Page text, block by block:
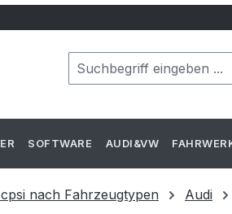
SOFTWARE AUDI&VW
nach Fahrzeugtypen Audi